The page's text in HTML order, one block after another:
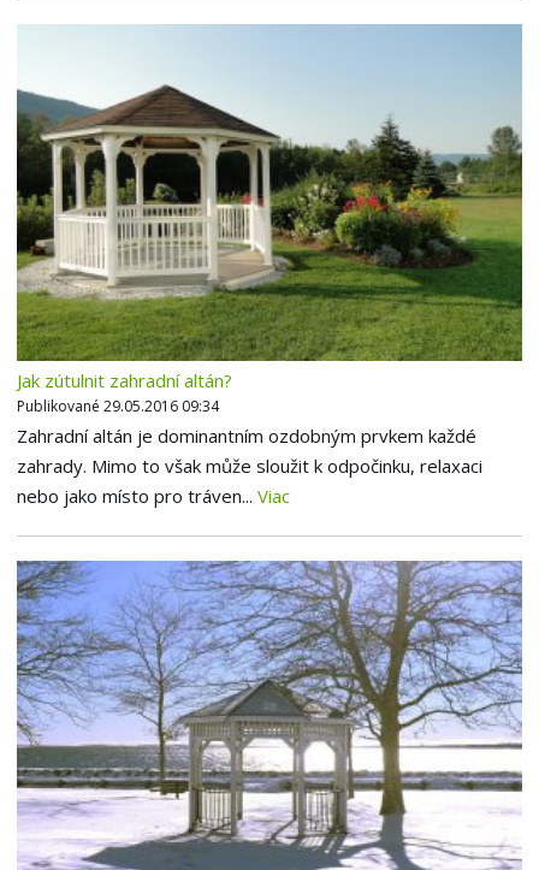
Jak zútulnit zahradní altán?
Publikované 29.05.2016 09:34
Zahradní altán je dominantním ozdobným prvkem každé
zahrady. Mimo to však může sloužit k odpočinku, relaxaci
nebo jako místo pro tráven... Viac